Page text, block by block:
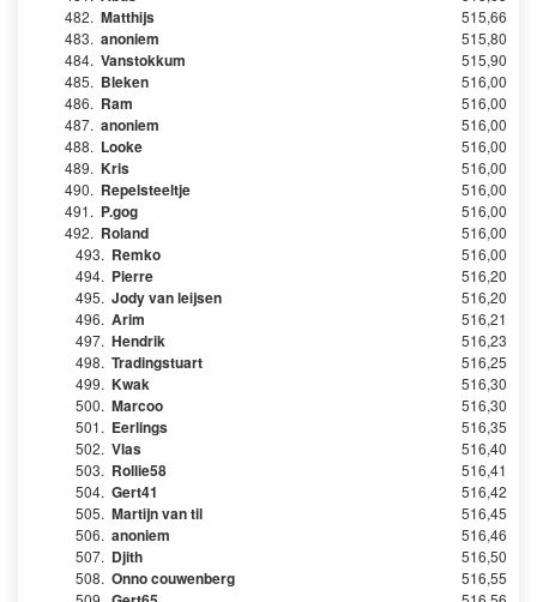
482. Matthijs
515,66
483. anoniem
515,80
484. Vanstokkum
515,90
485. Bleken
516,00
486. Ram
516,00
487. anoniem
516,00
488. Looke
516,00
489. Kris
516,00
490. Repelsteeltje
516,00
491. P.gog
516,00
492. Roland
516,00
493. Remko
516,00
494. Pierre
516,20
495. Jody van leijsen
516,20
496. Arim
516,21
497. Hendrik
516,23
498. Tradingstuart
516,25
499. Kwak
516,30
500. Marcoo
516,30
501. Eerlings
516,35
502. Vlas
516,40
503. Rollie58
516,41
504. Gert41
516,42
505. Martijn van til
516,45
506. anoniem
516,46
507. Djith
516,50
508. Onno couwenberg
516,55